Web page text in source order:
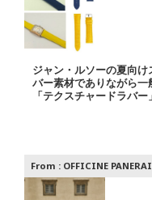
ジャン・ルソーの夏向
バー素材でありながら
「テクスチャードラバー」
From : OFFICINE PANERAI